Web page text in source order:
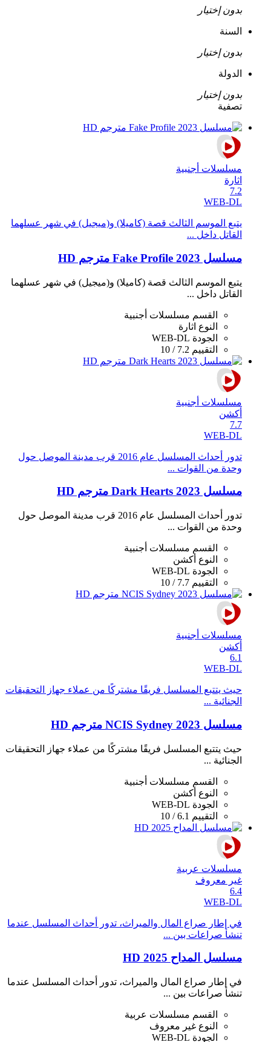
بدون إختيار
السنة
بدون إختيار
الدولة
بدون إختيار
تصفية
مسلسلات أجنبية
اثارة
7.2
WEB-DL
يتبع الموسم الثالث قصة (كاميلا) و(ميجيل) في شهر عسلهما
القاتل داخل ...
مسلسل Fake Profile 2023 مترجم HD
يتبع الموسم الثالث قصة (كاميلا) و(ميجيل) في شهر عسلهما
القاتل داخل ...
القسم مسلسلات أجنبية
النوع اثارة
الجودة WEB-DL
التقييم 7.2 / 10
مسلسلات أجنبية
أكشن
7.7
WEB-DL
تدور أحداث المسلسل عام 2016 قرب مدينة الموصل حول
وحدة من القوات ...
مسلسل Dark Hearts 2023 مترجم HD
تدور أحداث المسلسل عام 2016 قرب مدينة الموصل حول
وحدة من القوات ...
القسم مسلسلات أجنبية
النوع أكشن
الجودة WEB-DL
التقييم 7.7 / 10
مسلسلات أجنبية
أكشن
6.1
WEB-DL
حيث يتتبع المسلسل فريقًا مشتركًا من عملاء جهاز التحقيقات
الجنائية ...
مسلسل NCIS Sydney 2023 مترجم HD
حيث يتتبع المسلسل فريقًا مشتركًا من عملاء جهاز التحقيقات
الجنائية ...
القسم مسلسلات أجنبية
النوع أكشن
الجودة WEB-DL
التقييم 6.1 / 10
مسلسلات عربية
غير معروف
6.4
WEB-DL
في إطار صراع المال والميراث، تدور أحداث المسلسل عندما
تنشأ صراعات بين ...
مسلسل المداح 2025 HD
في إطار صراع المال والميراث، تدور أحداث المسلسل عندما
تنشأ صراعات بين ...
القسم مسلسلات عربية
النوع غير معروف
الجودة WEB-DL